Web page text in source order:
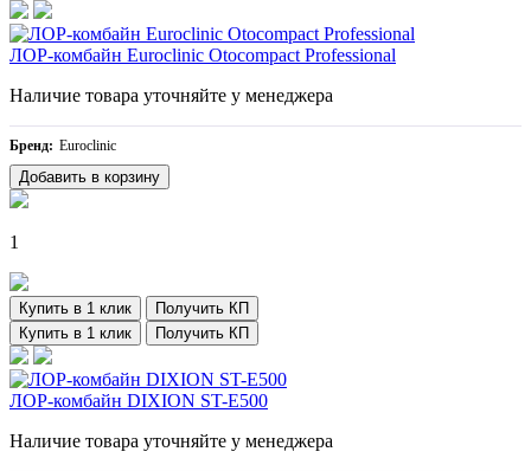
ЛОР-комбайн Euroclinic Otocompact Professional
Наличие товара уточняйте у менеджера
Бренд: Euroclinic
Добавить в корзину
1
Купить в 1 клик
Получить КП
Купить в 1 клик
Получить КП
ЛОР-комбайн DIXION ST-E500
Наличие товара уточняйте у менеджера